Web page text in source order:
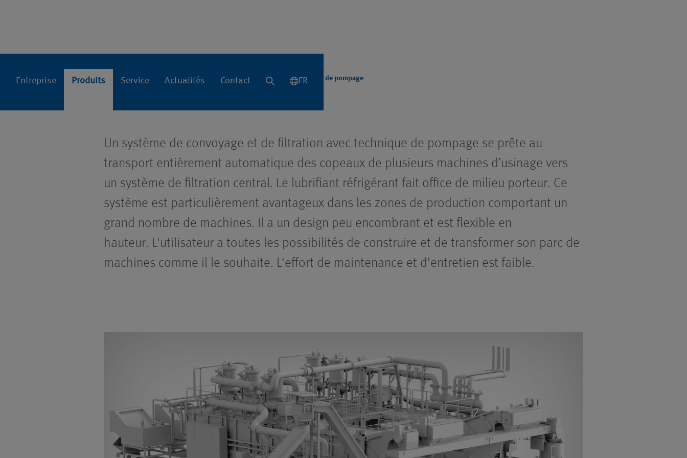
Entreprise Produits Service Actualités Contact FR
Accueil Produits Systèmes centralisés Systèmes avec technique de pompage
Un système de convoyage et de filtration avec technique de pompage se prête au
transport entièrement automatique des copeaux de plusieurs machines d’usinage vers
un système de filtration central. Le lubrifiant réfrigérant fait office de milieu porteur. Ce
système est particulièrement avantageux dans les zones de production comportant un
grand nombre de machines. Il a un design peu encombrant et est flexible en
hauteur. L'utilisateur a toutes les possibilités de construire et de transformer son parc de
machines comme il le souhaite. L'effort de maintenance et d'entretien est faible.